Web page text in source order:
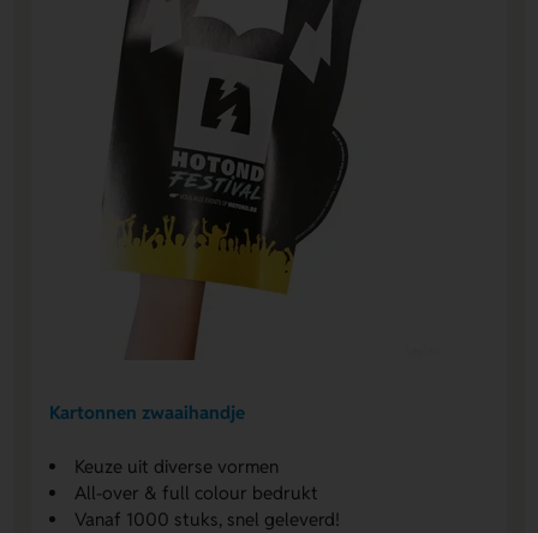
Kartonnen zwaaihandje
Keuze uit diverse vormen
All-over & full colour bedrukt
Vanaf 1000 stuks, snel geleverd!